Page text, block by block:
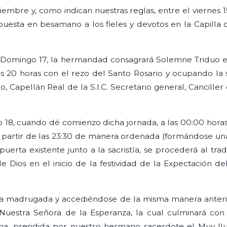
y, como indican nuestras reglas, entre el viernes
en besamano a los fieles y devotos en la Capilla
17, la hermandad consagrará Solemne Triduo
20 horas con el rezo del Santo Rosario y ocupando la
Capellán Real de la S.I.C. Secretario general,
cuando dé comienzo dicha jornada, a las 00:00
de las 23:30 de manera ordenada (formándose
existente junto a la sacristía, se procederá al
Dios en el inicio de la festividad de la Expectación
madrugada y accediéndose de la misma manera
Señora de la Esperanza, la cual culminará